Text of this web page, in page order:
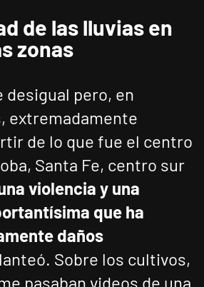
de las lluvias en
zonas
desigual pero, en
extremadamente
de lo que fue el centro
Santa Fe, centro sur
violencia y una
que ha
daños
Sobre los cultivos,
pasaban videos de una